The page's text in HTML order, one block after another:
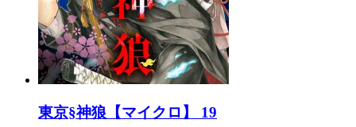
東京§神狼【マイクロ】 19